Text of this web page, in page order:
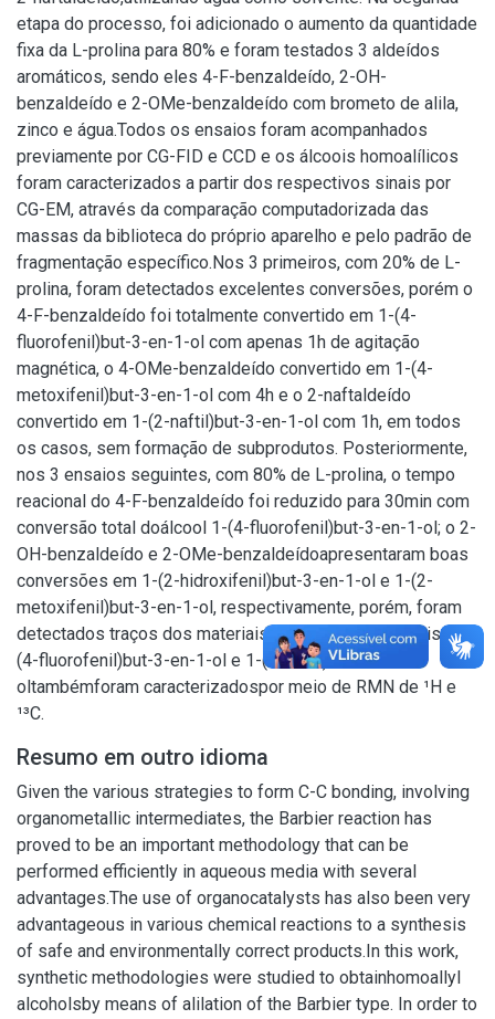
etapa do processo, foi adicionado o aumento da quantidade
fixa da L-prolina para 80% e foram testados 3 aldeídos
aromáticos, sendo eles 4-F-benzaldeído, 2-OH-
benzaldeído e 2-OMe-benzaldeído com brometo de alila,
zinco e água.Todos os ensaios foram acompanhados
previamente por CG-FID e CCD e os álcoois homoalílicos
foram caracterizados a partir dos respectivos sinais por
CG-EM, através da comparação computadorizada das
massas da biblioteca do próprio aparelho e pelo padrão de
fragmentação específico.Nos 3 primeiros, com 20% de L-
prolina, foram detectados excelentes conversões, porém o
4-F-benzaldeído foi totalmente convertido em 1-(4-
fluorofenil)but-3-en-1-ol com apenas 1h de agitação
magnética, o 4-OMe-benzaldeído convertido em 1-(4-
metoxifenil)but-3-en-1-ol com 4h e o 2-naftaldeído
convertido em 1-(2-naftil)but-3-en-1-ol com 1h, em todos
os casos, sem formação de subprodutos. Posteriormente,
nos 3 ensaios seguintes, com 80% de L-prolina, o tempo
reacional do 4-F-benzaldeído foi reduzido para 30min com
conversão total doálcool 1-(4-fluorofenil)but-3-en-1-ol; o 2-
OH-benzaldeído e 2-OMe-benzaldeídoapresentaram boas
conversões em 1-(2-hidroxifenil)but-3-en-1-ol e 1-(2-
metoxifenil)but-3-en-1-ol, respectivamente, porém, foram
detectados traços dos materiais de partida. Os álcoois 1-
(4-fluorofenil)but-3-en-1-ol e 1-(2-naftil)but-3-en-1-
oltambémforam caracterizadospor meio de RMN de ¹H e
¹³C.
Resumo em outro idioma
Given the various strategies to form C-C bonding, involving
organometallic intermediates, the Barbier reaction has
proved to be an important methodology that can be
performed efficiently in aqueous media with several
advantages.The use of organocatalysts has also been very
advantageous in various chemical reactions to a synthesis
of safe and environmentally correct products.In this work,
synthetic methodologies were studied to obtainhomoallyl
alcoholsby means of alilation of the Barbier type. In order to